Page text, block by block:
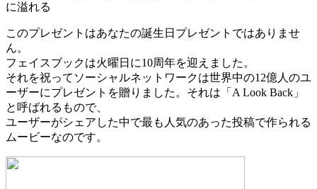
に溢れる
このプレゼントはあなたの誕生日プレゼントではありませ
ん。
フェイスブックは火曜日に10周年を迎えました。
それを祝ってソーシャルネットワークは世界中の12億人のユ
ーザーにプレゼントを贈りました。それは「A Look Back」
と呼ばれるもので、
ユーザーがシェアした中で最も人気のあった投稿で作られる
ムービーなのです。